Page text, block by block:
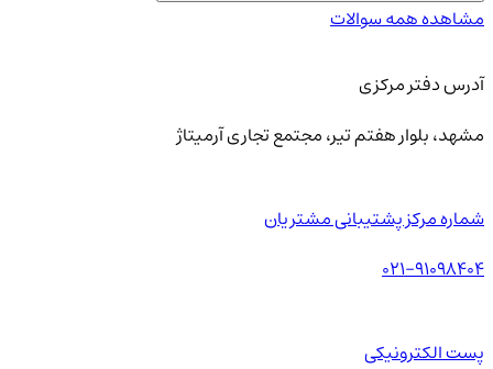
مشاهده همه سوالات
آدرس دفتر مرکزی
مشهد، بلوار هفتم تیر، مجتمع تجاری آرمیتاژ
شماره مرکز پشتیبانی مشتریان
021-91098404
پست الکترونیکی